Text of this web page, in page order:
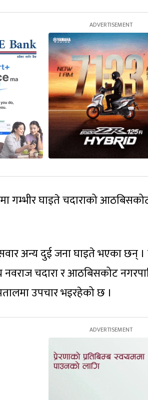
गम्भीर घाइते चदाराको
अन्य दुई जना घाइते भएका छन्
नवराज चदारा र आठबिसकोट
उपचार भइरहेको छ ।